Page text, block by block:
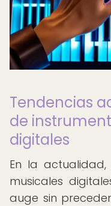
Tendencias
de
digitales
En la
musicales
auge sin